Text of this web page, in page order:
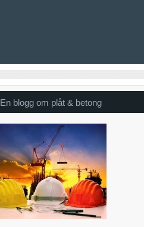
En blogg om plåt & betong